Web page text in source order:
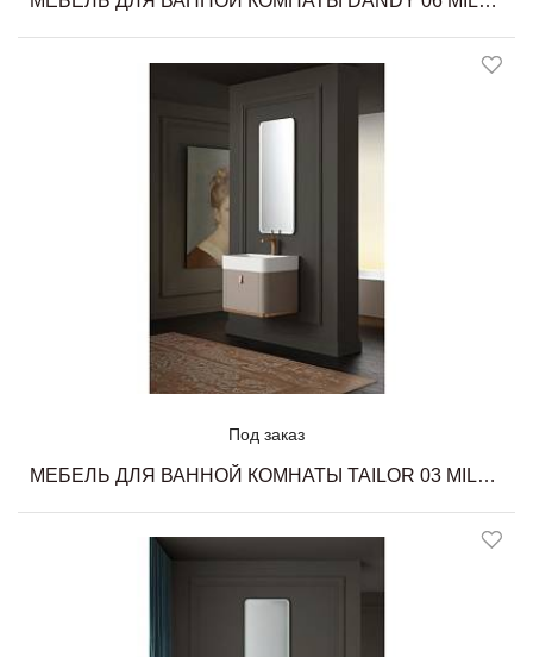
Под заказ
МЕБЕЛЬ ДЛЯ ВАННОЙ КОМНАТЫ TAILOR 03 MILLDUE